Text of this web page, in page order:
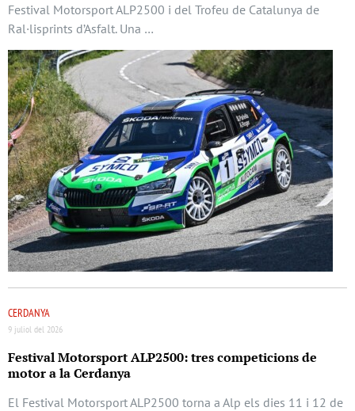
Festival Motorsport ALP2500 i del Trofeu de Catalunya de
Ral·lisprints d’Asfalt. Una …
CERDANYA
9 juliol del 2026
Festival Motorsport ALP2500: tres competicions de
motor a la Cerdanya
El Festival Motorsport ALP2500 torna a Alp els dies 11 i 12 de